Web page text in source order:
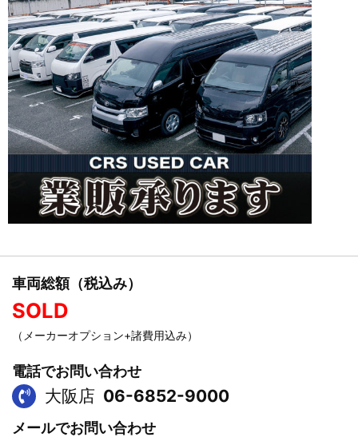
車両総額（税込み）
SOLD
（メーカーオプション+諸費用込み）
電話でお問い合わせ
大阪店 06-6852-9000
メールでお問い合わせ